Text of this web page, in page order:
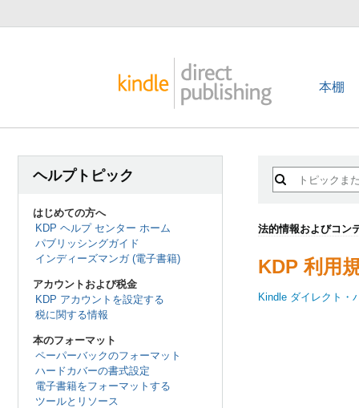
本棚
ヘルプトピック
はじめての方へ
KDP ヘルプ センター ホーム
パブリッシングガイド
インディーズマンガ (電子書籍)
アカウントおよび税金
KDP アカウントを設定する
税に関する情報
本のフォーマット
ペーパーバックのフォーマット
ハードカバーの書式設定
電子書籍をフォーマットする
ツールとリソース
法的情報およびコン
KDP 利用
Kindle ダイレクト・